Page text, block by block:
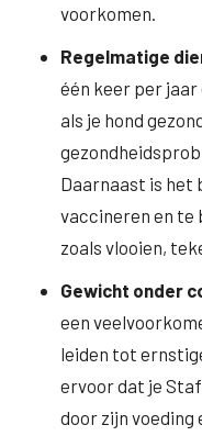
voorkomen.
Regelmatige
één keer per
als je hond
Daarnaast is het
vaccineren en te
zoals vlooien,
Gewicht onder
een
leiden tot
ervoor dat je
door zijn voeding